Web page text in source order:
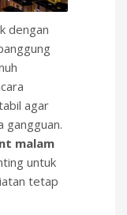
dengan
agar
gangguan.
malam
untuk
tetap